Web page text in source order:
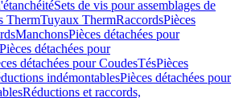
Sets de vis pour assemblages de
ThermTuyaux ThermRaccordsPièces
ManchonsPièces détachées pour
Pièces détachées pour
détachées pour CoudesTésPièces
indémontablesPièces détachées pour
Réductions et raccords,